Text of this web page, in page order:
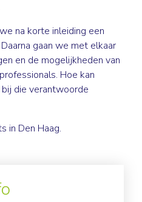
na korte inleiding een
gaan we met elkaar
en de mogelijkheden van
Hoe kan
die verantwoorde
in Den Haag.